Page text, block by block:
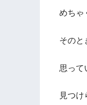
めちゃ
そのと
思って
見つ